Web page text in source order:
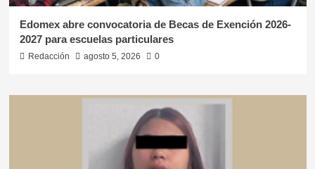
Edomex abre convocatoria de Becas de Exención 2026-
2027 para escuelas particulares
Redacción agosto 5, 2026 0